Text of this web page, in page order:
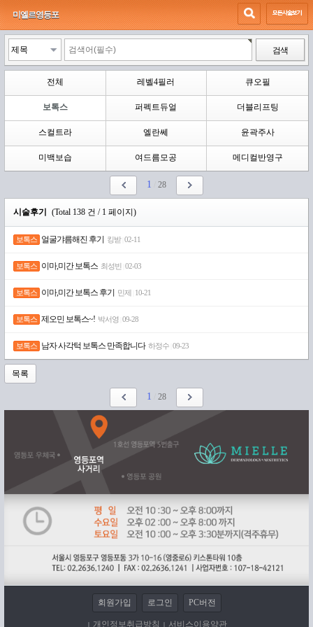
미엘르영등포
검색
전체 레벨4필러 큐오필
보톡스 퍼펙트듀얼 더블리프팅
스컬트라 엘란쎄 윤곽주사
미백보습 여드름모공 메디컬반영구
1 28
시술후기 (Total 138 건 / 1 페이지)
보톡스 얼굴갸름해진 후기 킹받 02-11
보톡스 이마,미간 보톡스 최성빈 02-03
보톡스 이마,미간 보톡스 후기 민제 10-21
보톡스 제오민 보톡스~! 박서영 09-28
보톡스 남자 사각턱 보톡스 만족합니다 하정수 09-23
목록
1 28
회원가입 로그인 PC버전
| 개인정보취급방침 | 서비스이용약관